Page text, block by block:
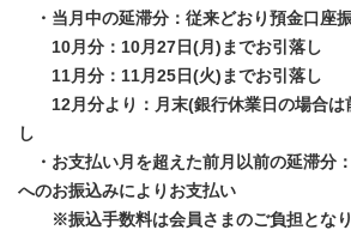
・当月中の延滞分：従来どおり預金口座
10月分：10月27日(月)までお引落し
11月分：11月25日(火)までお引落し
12月分より：月末(銀行休業日の場合は
し
・お支払い月を超えた前月以前の延滞分
へのお振込みによりお支払い
※振込手数料は会員さまのご負担となり